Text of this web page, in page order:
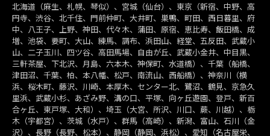
北海道（麻生、札幌、琴似）、宮城（仙台）、東京（新宿、中野、高
円寺、渋谷、北千住、門前仲町、大井町、巣鴨、町田、西日暮里、府
中、八王子、上野、神田、代々木、蒲田、原宿、恵比寿、飯田橋、成
増、池袋、要町、大山、練馬、調布、浜田山、経堂、五反田、武蔵小
山、二子玉川、四ツ谷、高田馬場、自由が丘、武蔵小金井、中目黒、
三軒茶屋、下北沢、月島、六本木、神保町、水道橋）、千葉（船橋、
津田沼、千葉、柏、本八幡、松戸、南流山、西船橋）、神奈川（横
浜、桜木町、藤沢、川崎、本厚木、センター北、鷺沼、鶴見、京急久
里浜、武蔵小杉、あざみ野、溝の口、平塚、向ヶ丘遊園、登戸、新百
合ヶ丘、東戸塚、大和）、埼玉（大宮、所沢、川口、蕨、川越）、栃
木（宇都宮）、茨城（水戸）、群馬（高崎）、新潟、富山、石川（金
沢）、長野（長野、松本）、静岡（静岡、浜松）、愛知（名古屋栄、